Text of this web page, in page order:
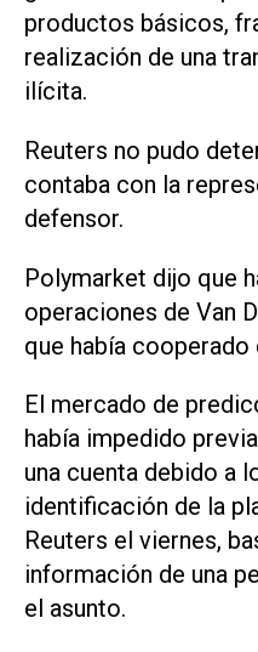
productos básicos,
realización de una
ilícita.
Reuters no pudo
contaba con la
defensor.
Polymarket ‌dijo que
operaciones de Van
que había
El mercado de
había impedido
una cuenta debido a
identificación de la
Reuters el ‌viernes,
información de una
el asunto.